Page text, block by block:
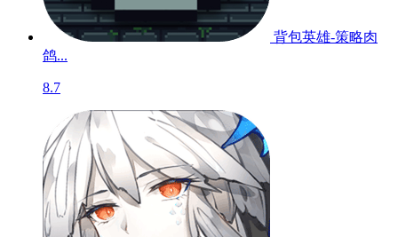
背包英雄-策略肉
鸽...
8.7